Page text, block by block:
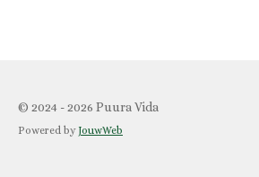
© 2024 - 2026 Puura Vida
Powered by JouwWeb